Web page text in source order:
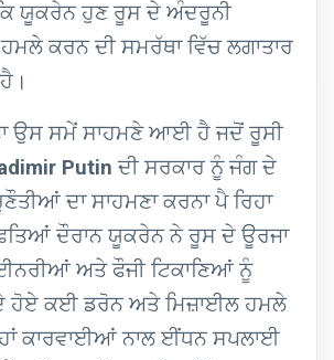
ਯੂਕਰੇਨ ਹੁਣ ਰੂਸ ਦੇ ਅੰਦਰੂਨੀ
ਕਰਨ ਦੀ ਸਮਰੱਥਾ ਵਿੱਚ ਲਗਾਤਾਰ
ਉਸ ਸਮੇਂ ਸਾਹਮਣੇ ਆਈ ਹੈ ਜਦੋਂ ਰੂਸੀ
Putin ਦੀ ਸਰਕਾਰ ਨੂੰ ਜੰਗ ਦੇ
ਦਾ ਸਾਹਮਣਾ ਕਰਨਾ ਪੈ ਰਿਹਾ
ਦੌਰਾਨ ਯੂਕਰੇਨ ਨੇ ਰੂਸ ਦੇ ਊਰਜਾ
ਅਤੇ ਫੌਜੀ ਟਿਕਾਣਿਆਂ ਨੂੰ
ਹੋਏ ਕਈ ਡਰੋਨ ਅਤੇ ਮਿਜ਼ਾਈਲ ਹਮਲੇ
ਕਾਰਵਾਈਆਂ ਨਾਲ ਈਂਧਨ ਸਪਲਾਈ